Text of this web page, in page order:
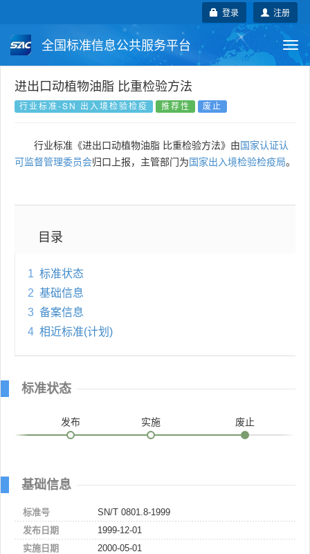
注册
登录
全国标准信息公共服务平台
国家标准 行业标准
国外标准 技术委员会
进出口动植物油脂 比重检验方法
行业标准-SN 出入境检验检疫 推荐性 废止
行业标准《进出口动植物油脂 比重检验方法》由国家认证认
可监督管理委员会归口上报，主管部门为国家出入境检验检疫局。
目录
1 标准状态
2 基础信息
3 备案信息
4 相近标准(计划)
标准状态
发布 实施 废止
基础信息
标准号
SN/T 0801.8-1999
发布日期
1999-12-01
实施日期
2000-05-01